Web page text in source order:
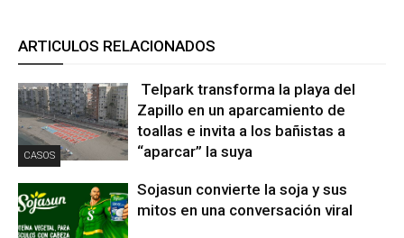
ARTICULOS RELACIONADOS
CASOS
Telpark transforma la playa del
Zapillo en un aparcamiento de
toallas e invita a los bañistas a
“aparcar” la suya
Sojasun convierte la soja y sus
mitos en una conversación viral